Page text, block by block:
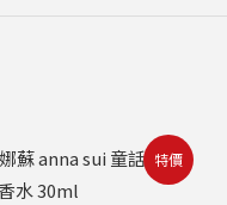
特價
原
始
價
目
前